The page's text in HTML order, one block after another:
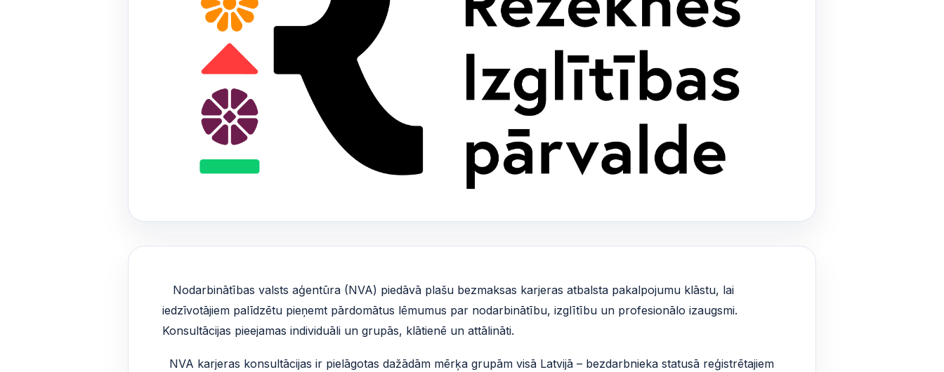
Nodarbinātības valsts aģentūra (NVA) piedāvā plašu bezmaksas karjeras atbalsta pakalpojumu klāstu, lai
iedzīvotājiem palīdzētu pieņemt pārdomātus lēmumus par nodarbinātību, izglītību un profesionālo izaugsmi.
Konsultācijas pieejamas individuāli un grupās, klātienē un attālināti.
NVA karjeras konsultācijas ir pielāgotas dažādām mērķa grupām visā Latvijā – bezdarbnieka statusā reģistrētajiem